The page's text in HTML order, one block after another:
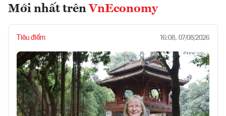
Mới nhất trên VnEconomy
Tiêu điểm 16:08, 07/08/2026